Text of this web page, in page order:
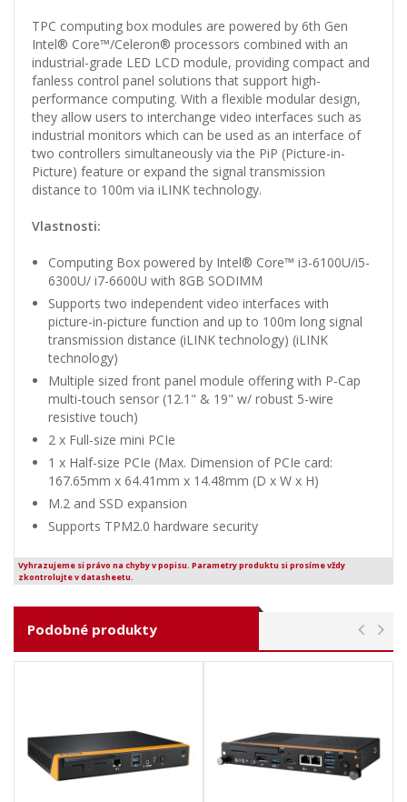
TPC computing box modules are powered by 6th Gen
Intel® Core™/Celeron® processors combined with an
industrial-grade LED LCD module, providing compact and
fanless control panel solutions that support high-
performance computing. With a flexible modular design,
they allow users to interchange video interfaces such as
industrial monitors which can be used as an interface of
two controllers simultaneously via the PiP (Picture-in-
Picture) feature or expand the signal transmission
distance to 100m via iLINK technology.
Vlastnosti:
Computing Box powered by Intel® Core™ i3-6100U/i5-
6300U/ i7-6600U with 8GB SODIMM
Supports two independent video interfaces with
picture-in-picture function and up to 100m long signal
transmission distance (iLINK technology) (iLINK
technology)
Multiple sized front panel module offering with P-Cap
multi-touch sensor (12.1" & 19" w/ robust 5-wire
resistive touch)
2 x Full-size mini PCIe
1 x Half-size PCIe (Max. Dimension of PCIe card:
167.65mm x 64.41mm x 14.48mm (D x W x H)
M.2 and SSD expansion
Supports TPM2.0 hardware security
Vyhrazujeme si právo na chyby v popisu. Parametry produktu si prosíme vždy
zkontrolujte v datasheetu.
Podobné produkty